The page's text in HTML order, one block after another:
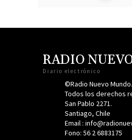
RADIO
Diario electrónico
©Radio Nuevo Mundo.
Todos los derechos
San Pablo 2271.
Santiago, Chile
Email :
Fono: 56 2 6883175